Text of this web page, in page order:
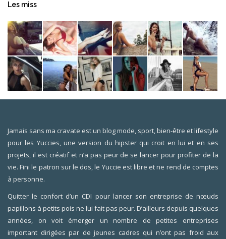
Les miss
Jamais sans ma cravate est un blog mode, sport, bien-être et lifestyle
pour les Yuccies, une version du hipster qui croit en lui et en ses
projets, il est créatif et n’a pas peur de se lancer pour profiter de la
vie. Fini le patron sur le dos, le Yuccie est libre et ne rend de comptes
à personne.
Quitter le confort d’un CDI pour lancer son entreprise de nœuds
papillons à petits pois ne lui fait pas peur. D’ailleurs depuis quelques
années, on voit émerger un nombre de petites entreprises
important dirigées par de jeunes cadres qui n’ont pas froid aux